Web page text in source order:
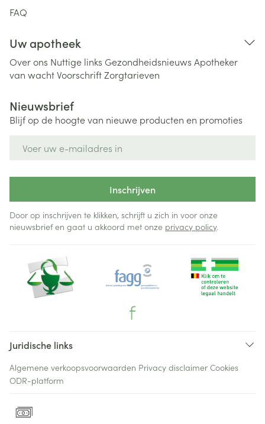
FAQ
Uw apotheek
Over ons Nuttige links Gezondheidsnieuws Apotheker
van wachtVoorschriftZorgtarieven
Nieuwsbrief
Blijf op de hoogte van nieuwe producten en promoties
Inschrijven
Door op inschrijven te klikken, schrijft u zich in voor onze
nieuwsbrief en gaat u akkoord met onze privacy policy.
Juridische links
Algemene verkoopsvoorwaarden Privacy disclaimer Cookies
ODR-platform